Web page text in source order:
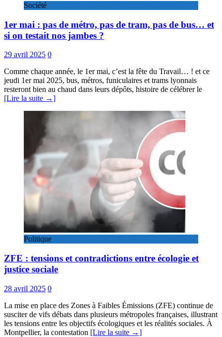
Société
1er mai : pas de métro, pas de tram, pas de bus… et
si on testait nos jambes ?
29 avril 2025 0
Comme chaque année, le 1er mai, c’est la fête du Travail… ! et ce
jeudi 1er mai 2025, bus, métros, funiculaires et trams lyonnais
resteront bien au chaud dans leurs dépôts, histoire de célébrer le
[Lire la suite →]
Politique
ZFE : tensions et contradictions entre écologie et
justice sociale
28 avril 2025 0
La mise en place des Zones à Faibles Émissions (ZFE) continue de
susciter de vifs débats dans plusieurs métropoles françaises, illustrant
les tensions entre les objectifs écologiques et les réalités sociales. À
Montpellier, la contestation [Lire la suite →]